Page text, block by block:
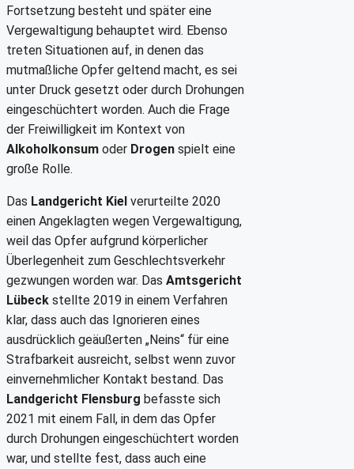
Fortsetzung besteht und später eine
Vergewaltigung behauptet wird. Ebenso
treten Situationen auf, in denen das
mutmaßliche Opfer geltend macht, es sei
unter Druck gesetzt oder durch Drohungen
eingeschüchtert worden. Auch die Frage
der Freiwilligkeit im Kontext von
Alkoholkonsum oder Drogen spielt eine
große Rolle.
Das Landgericht Kiel verurteilte 2020
einen Angeklagten wegen Vergewaltigung,
weil das Opfer aufgrund körperlicher
Überlegenheit zum Geschlechtsverkehr
gezwungen worden war. Das Amtsgericht
Lübeck stellte 2019 in einem Verfahren
klar, dass auch das Ignorieren eines
ausdrücklich geäußerten „Neins“ für eine
Strafbarkeit ausreicht, selbst wenn zuvor
einvernehmlicher Kontakt bestand. Das
Landgericht Flensburg befasste sich
2021 mit einem Fall, in dem das Opfer
durch Drohungen eingeschüchtert worden
war, und stellte fest, dass auch eine